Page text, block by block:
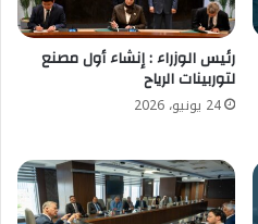
رئيس الوزراء : إنشاء أول مصنع
لتوربينات الرياح
24 يونيو، 2026